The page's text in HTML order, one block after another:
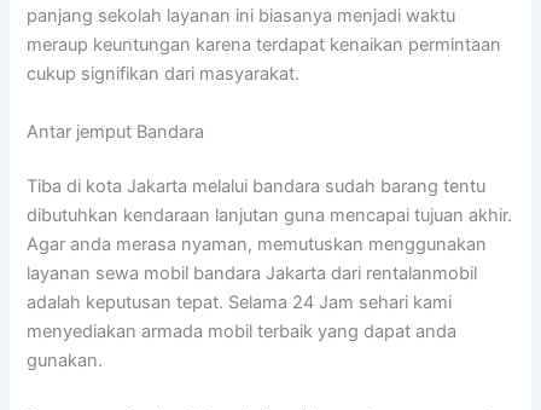
panjang sekolah layanan ini biasanya menjadi waktu
meraup keuntungan karena terdapat kenaikan permintaan
cukup signifikan dari masyarakat.
Antar jemput Bandara
Tiba di kota Jakarta melalui bandara sudah barang tentu
dibutuhkan kendaraan lanjutan guna mencapai tujuan akhir.
Agar anda merasa nyaman, memutuskan menggunakan
layanan sewa mobil bandara Jakarta dari rentalanmobil
adalah keputusan tepat. Selama 24 Jam sehari kami
menyediakan armada mobil terbaik yang dapat anda
gunakan.